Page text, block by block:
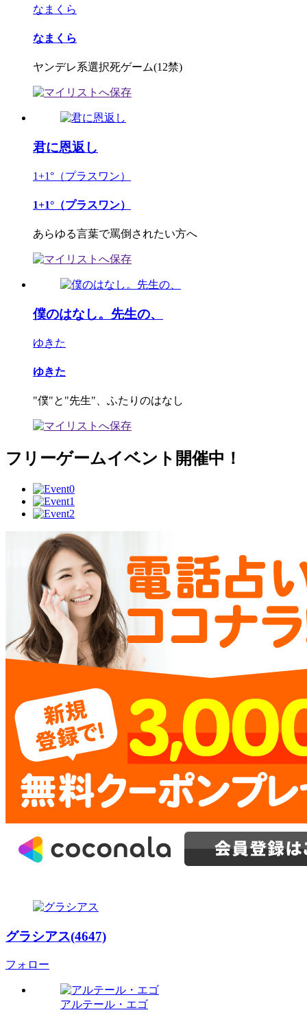
なまくら
なまくら
ヤンデレ系選択死ゲーム(12禁)
君に恩返し
1+1°（プラスワン）
1+1°（プラスワン）
あらゆる言葉で罵倒されたい方へ
僕のはなし。先生の、
ゆきた
ゆきた
"僕"と"先生"、ふたりのはなし
フリーゲームイベント開催中！
グラシアス(4647)
フォロー
アルテール・エゴ